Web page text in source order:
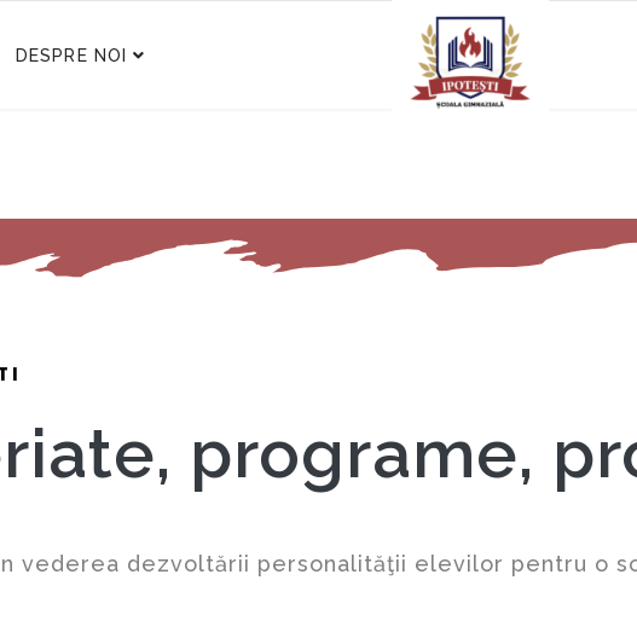
DESPRE NOI
programe,
vederea dezvoltării personalităţii elevilor pentru o